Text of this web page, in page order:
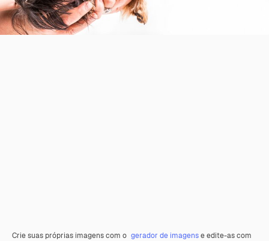
Crie suas próprias imagens com o gerador de imagense edite-as com